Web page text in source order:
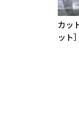
カッ
ット］